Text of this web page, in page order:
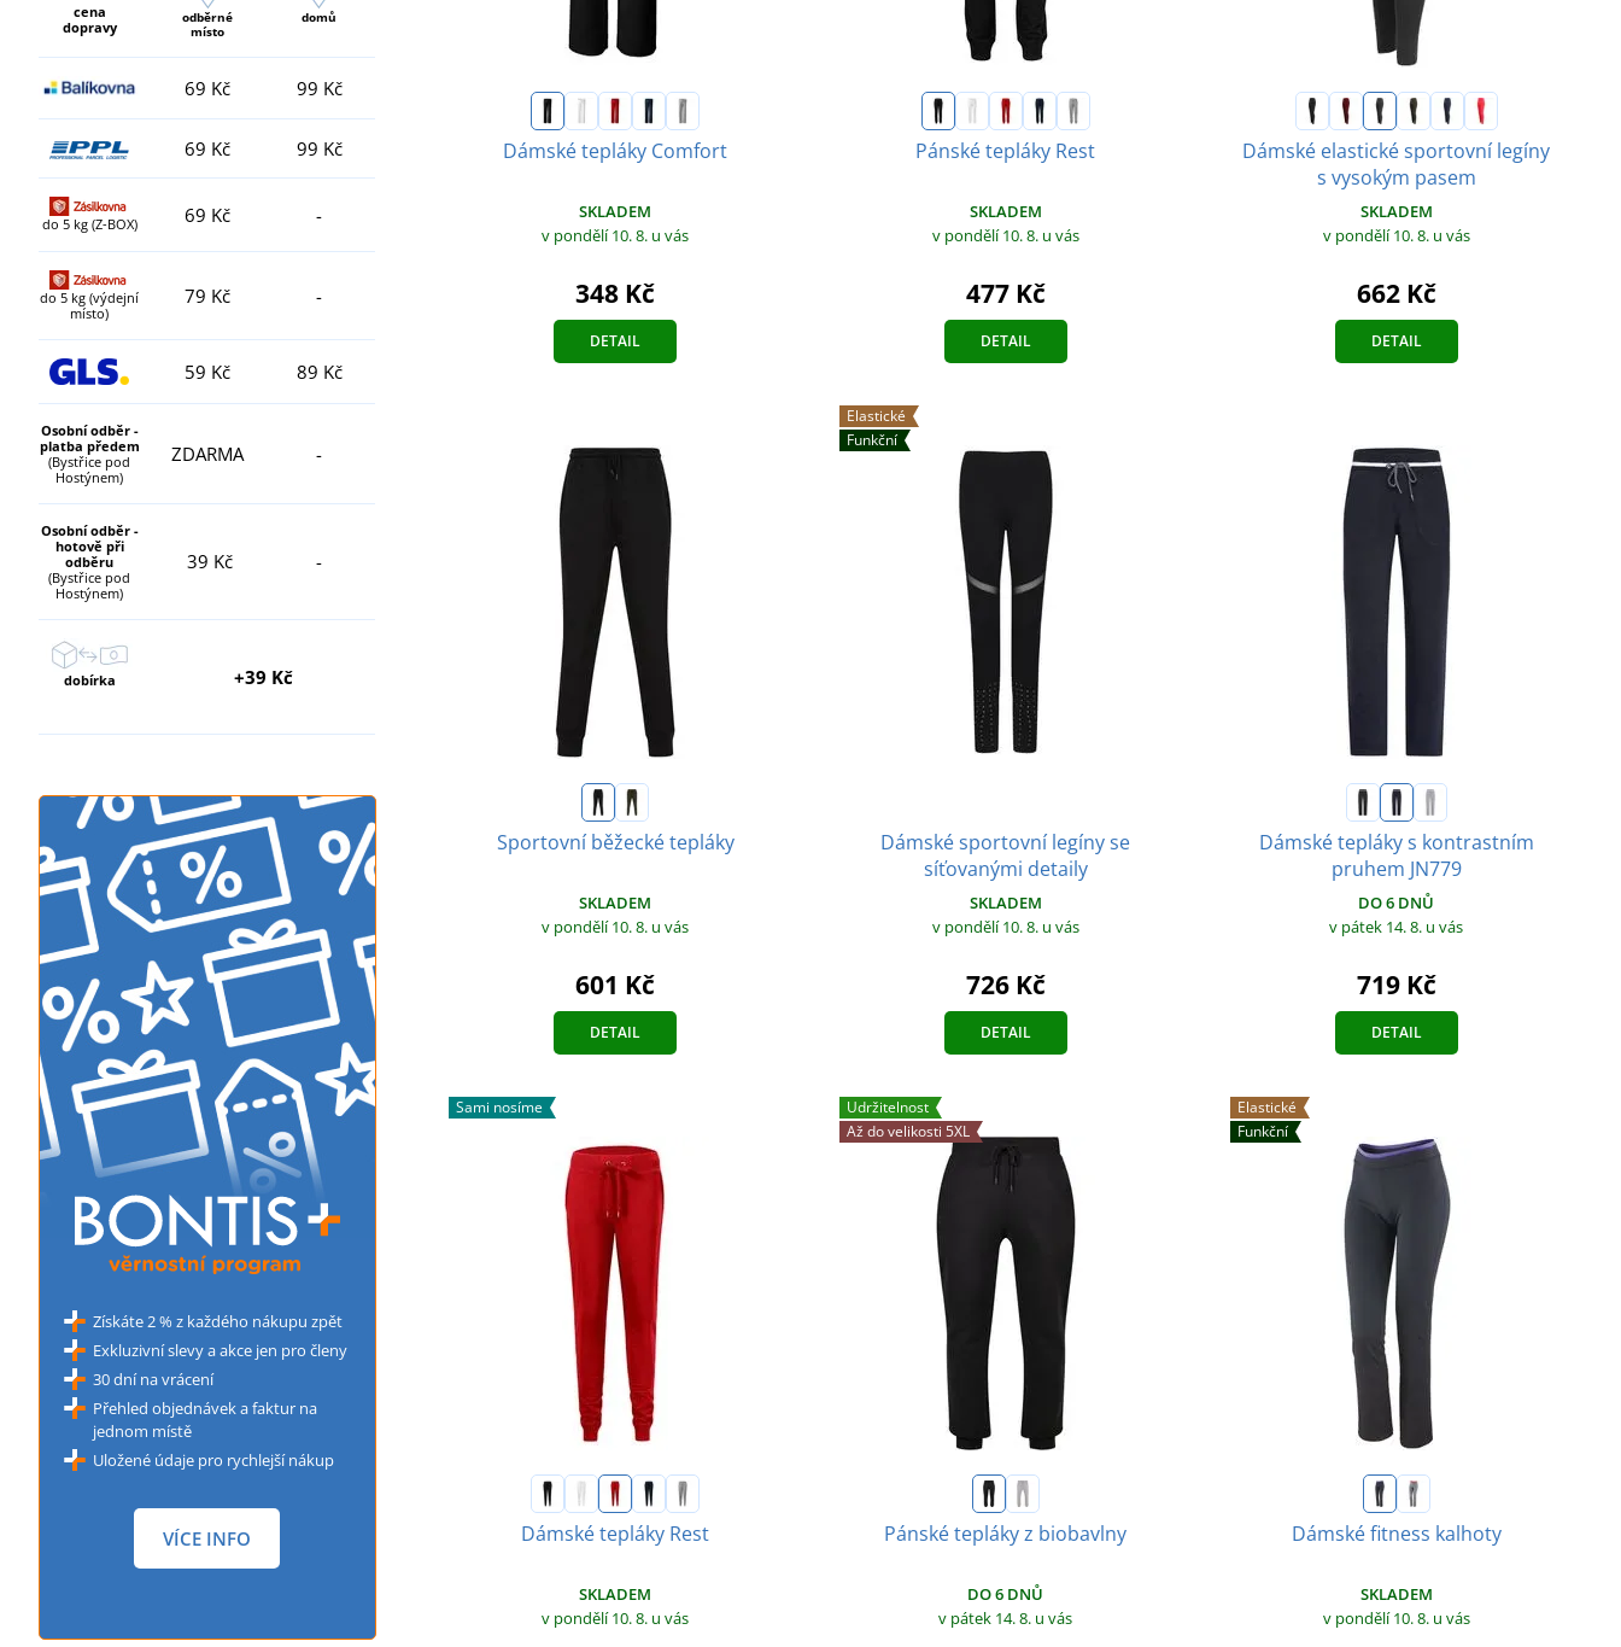
cena
dopravy
odběrné
místo
domů
69 Kč 99 Kč
69 Kč 99 Kč
do 5 kg (Z-BOX) 69 Kč -
do 5 kg (výdejní
místo)
79 Kč -
59 Kč 89 Kč
Osobní odběr -
platba předem
(Bystřice pod
Hostýnem)
ZDARMA -
Osobní odběr -
hotově při
odběru
(Bystřice pod
Hostýnem)
39 Kč -
dobírka +39 Kč
Získáte 2 % z každého nákupu zpět
Exkluzivní slevy a akce jen pro členy
30 dní na vrácení
Přehled objednávek a faktur na
jednom místě
Uložené údaje pro rychlejší nákup
VÍCE INFO
Dámské tepláky Comfort
SKLADEM
v pondělí 10. 8. u vás
348 Kč
DETAIL
Pánské tepláky Rest
SKLADEM
v pondělí 10. 8. u vás
477 Kč
DETAIL
Dámské elastické sportovní legíny
s vysokým pasem
SKLADEM
v pondělí 10. 8. u vás
662 Kč
DETAIL
Sportovní běžecké tepláky
SKLADEM
v pondělí 10. 8. u vás
601 Kč
DETAIL
Elastické
Funkční
Dámské sportovní legíny se
síťovanými detaily
SKLADEM
v pondělí 10. 8. u vás
726 Kč
DETAIL
Dámské tepláky s kontrastním
pruhem JN779
DO 6 DNŮ
v pátek 14. 8. u vás
719 Kč
DETAIL
Sami nosíme
Dámské tepláky Rest
SKLADEM
v pondělí 10. 8. u vás
Udržitelnost
Až do velikosti 5XL
Pánské tepláky z biobavlny
DO 6 DNŮ
v pátek 14. 8. u vás
Elastické
Funkční
Dámské fitness kalhoty
SKLADEM
v pondělí 10. 8. u vás